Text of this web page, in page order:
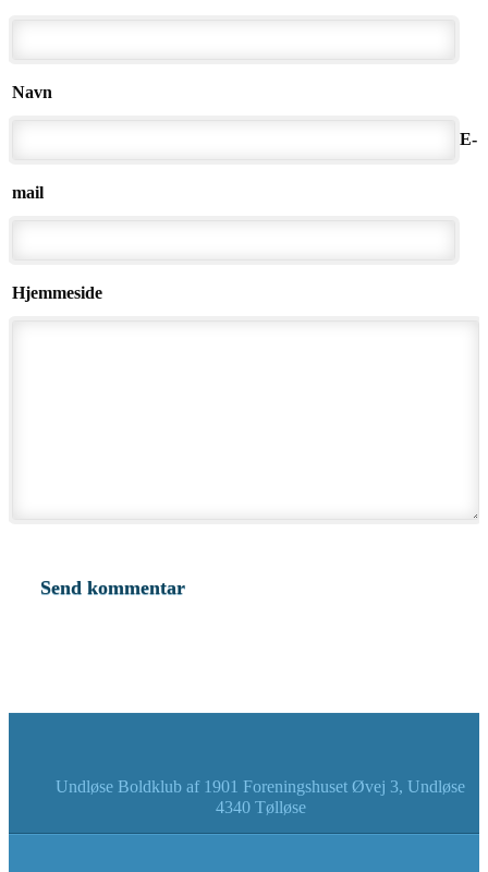
Navn
E-
mail
Hjemmeside
Undløse Boldklub af 1901 Foreningshuset Øvej 3, Undløse
4340 Tølløse